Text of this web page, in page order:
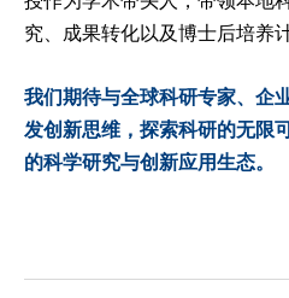
究、成果转化以及博士后培养计
我们期待与全球科研专家、企
发创新思维，探索科研的无限
的科学研究与创新应用生态。